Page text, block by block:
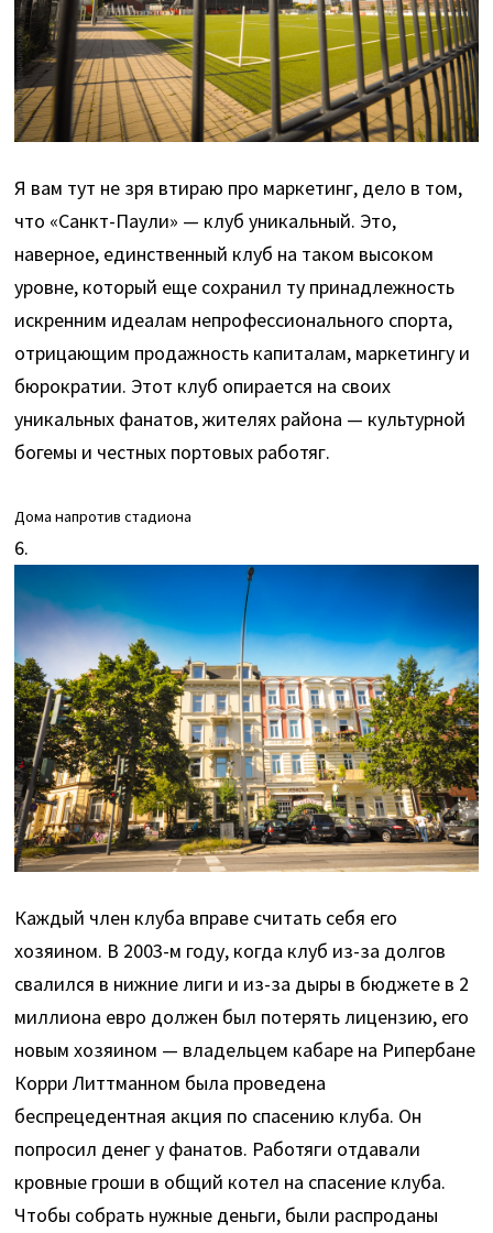
Я вам тут не зря втираю про маркетинг, дело в том,
что «Санкт-Паули» — клуб уникальный. Это,
наверное, единственный клуб на таком высоком
уровне, который еще сохранил ту принадлежность
искренним идеалам непрофессионального спорта,
отрицающим продажность капиталам, маркетингу и
бюрократии. Этот клуб опирается на своих
уникальных фанатов, жителях района — культурной
богемы и честных портовых работяг.
Дома напротив стадиона
6.
Каждый член клуба вправе считать себя его
хозяином. В 2003-м году, когда клуб из-за долгов
свалился в нижние лиги и из-за дыры в бюджете в 2
миллиона евро должен был потерять лицензию, его
новым хозяином — владельцем кабаре на Рипербане
Корри Литтманном была проведена
беспрецедентная акция по спасению клуба. Он
попросил денег у фанатов. Работяги отдавали
кровные гроши в общий котел на спасение клуба.
Чтобы собрать нужные деньги, были распроданы